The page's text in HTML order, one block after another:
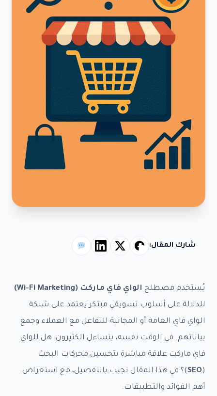
شارك المقال:
يُستخدم مصطلح الواي فاي ماركت (Wi-Fi Marketing)
للدلالة على أسلوب تسويقي مبتكر يعتمد على شبكة
الواي فاي العامة أو المجانية للتفاعل مع العملاء وجمع
بياناتهم. في الوقت نفسه، يتساءل الكثيرون: هل للواي
فاي ماركت علاقة مباشرة بتحسين محركات البحث
(
SEO)؟ في هذا المقال نجيب بالتفصيل، مع استعراض
أهم الفوائد والتطبيقات.